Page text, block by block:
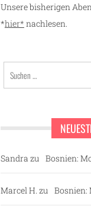
Unsere bisherigen
*hier* nachlesen.
Suchen
nach:
Sandra zu Bosnien:
Marcel H. zu Bosnien: